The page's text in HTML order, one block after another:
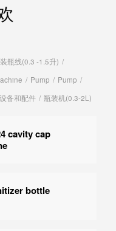
瓶线(0.3 -1.5升) /
/ Pump / Pump /
备和配件 / 瓶装机(0.3-2L)
cavity cap
bottle